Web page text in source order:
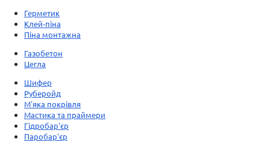
Герметик
Клей-піна
Піна монтажна
Газобетон
Цегла
Шифер
Руберойд
М'яка покрівля
Мастика та праймери
Гідробар'єр
Паробар'єр